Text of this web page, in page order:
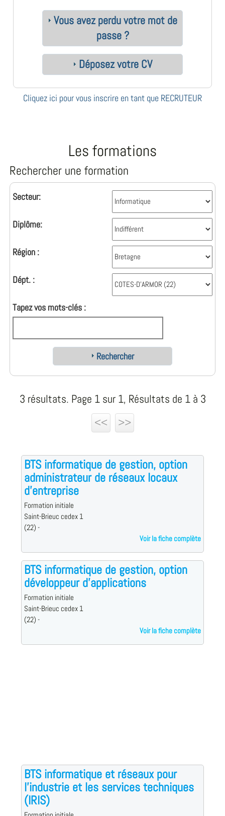
Vous avez perdu votre mot de
passe ?
Déposez votre CV
Cliquez ici pour vous inscrire en tant que RECRUTEUR
Les formations
Rechercher une formation
Secteur:
Diplôme:
Région :
Dépt. :
Tapez vos mots-clés :
Rechercher
3 résultats. Page 1 sur 1, Résultats de 1 à 3
<<
>>
BTS informatique de gestion, option
administrateur de réseaux locaux
d'entreprise
Formation initiale
Saint-Brieuc cedex 1
(22) -
Voir la fiche complète
BTS informatique de gestion, option
développeur d'applications
Formation initiale
Saint-Brieuc cedex 1
(22) -
Voir la fiche complète
BTS informatique et réseaux pour
l'industrie et les services techniques
(IRIS)